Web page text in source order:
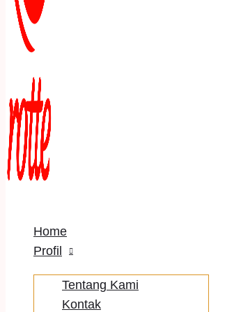
Home
Profil
Tentang Kami
Kontak